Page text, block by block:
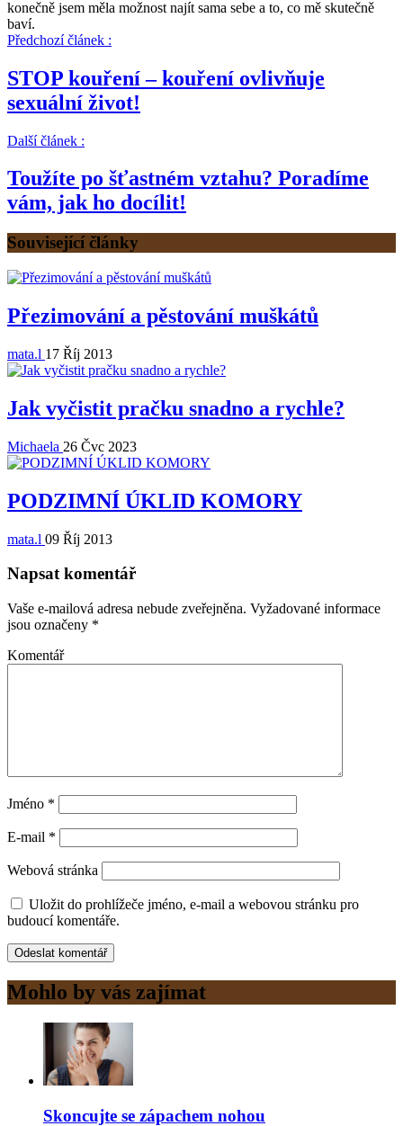
konečně jsem měla možnost najít sama sebe a to, co mě skutečně
baví.
Předchozí článek :
STOP kouření – kouření ovlivňuje
sexuální život!
Další článek :
Toužíte po šťastném vztahu? Poradíme
vám, jak ho docílit!
Související články
Přezimování a pěstování muškátů
mata.l 17 Říj 2013
Jak vyčistit pračku snadno a rychle?
Michaela 26 Čvc 2023
PODZIMNÍ ÚKLID KOMORY
mata.l 09 Říj 2013
Napsat komentář
Vaše e-mailová adresa nebude zveřejněna. Vyžadované informace
jsou označeny *
Komentář
Jméno *
E-mail *
Webová stránka
Uložit do prohlížeče jméno, e-mail a webovou stránku pro
budoucí komentáře.
Mohlo by vás zajímat
Skoncujte se zápachem nohou